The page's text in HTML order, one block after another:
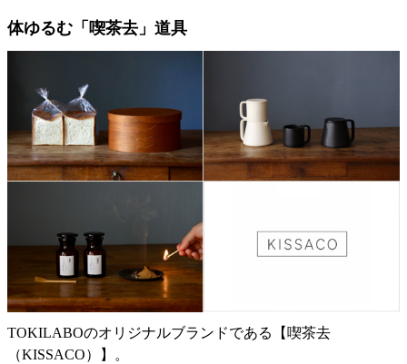
体ゆるむ「喫茶去」道具
TOKILABOのオリジナルブランドである【喫茶去
（KISSACO）】。